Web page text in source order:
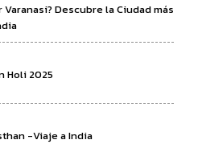
Descubre la Ciudad más
Holi 2025
-Viaje a India